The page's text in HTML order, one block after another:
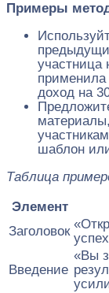
Примеры
участница
применила
доход на
шаблон
Таблица
Элемент
Заголовок
Введение
«Вы